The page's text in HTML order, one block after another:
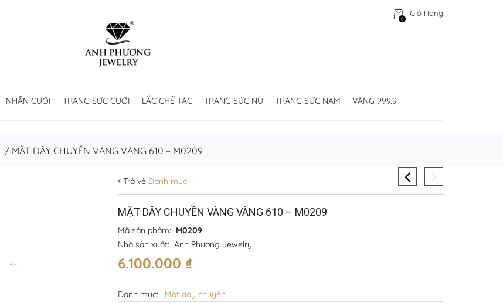
Giỏ Hàng
0
NHẪN CƯỚI TRANG SỨC CƯỚI LẮC CHẾ TÁC TRANG SỨC NỮ TRANG SỨC NAM VÀNG 999.9
/ MẶT DÂY CHUYỀN VÀNG VÀNG 610 – M0209
Trở về Danh mục
MẶT DÂY CHUYỀN VÀNG VÀNG 610 – M0209
Mã sản phẩm: M0209
Nhà sản xuất: Anh Phương Jewelry
6.100.000 ₫
Danh mục:
Mặt dây chuyền